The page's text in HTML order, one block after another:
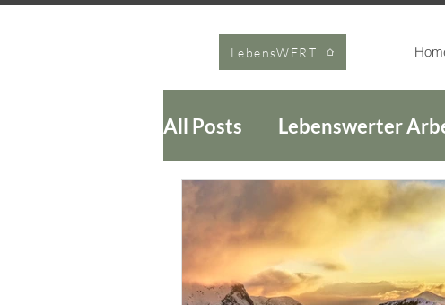
LebensWERT
All Posts Lebenswerter
Lehrlinge Glücks-Upgrade